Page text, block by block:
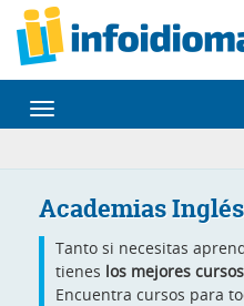
Desplegar
navegación
Academias
Tanto si necesitas
tienes los mejores
Encuentra cursos para